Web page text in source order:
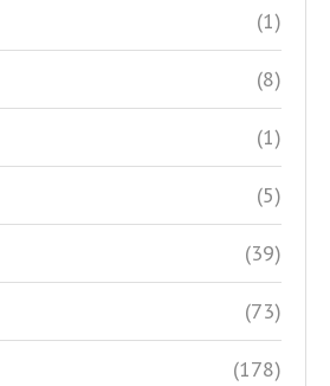
(1)
(8)
(1)
(5)
(39)
(73)
(178)